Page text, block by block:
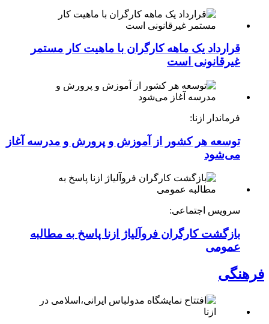
قرارداد یک ماهه کارگران با ماهیت کار مستمر
غیرقانونی است
فرماندار ازنا:
توسعه هر کشور از آموزش و پرورش و مدرسه آغاز
می‌شود
سرویس اجتماعی:
بازگشت کارگران فروآلیاژ ازنا پاسخ به مطالبه
عمومی
فرهنگی